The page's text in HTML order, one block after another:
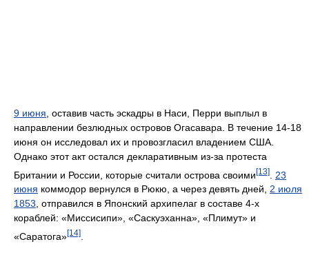
9 июня , оставив часть эскадры в Наси, Перри выплыл в
направлении безлюдных островов Огасавара. В течение 14-18
июня он исследовал их и провозгласил владением США.
Однако этот акт остался декларативным из-за протеста
Британии и России, которые считали острова своими[13]
23
июня коммодор вернулся в Рюкю, а через девять дней, 2 июля
1853, отправился в Японский архипелаг в составе 4-х
кораблей: «Миссисипи», «Саскуэханна», «Плимут» и
«Саратога»[14]